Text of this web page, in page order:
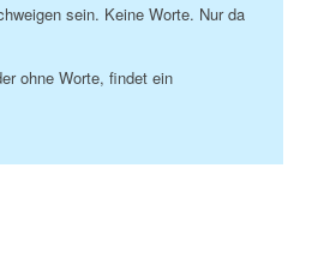
sein. Keine Worte. Nur da
ohne Worte, findet ein